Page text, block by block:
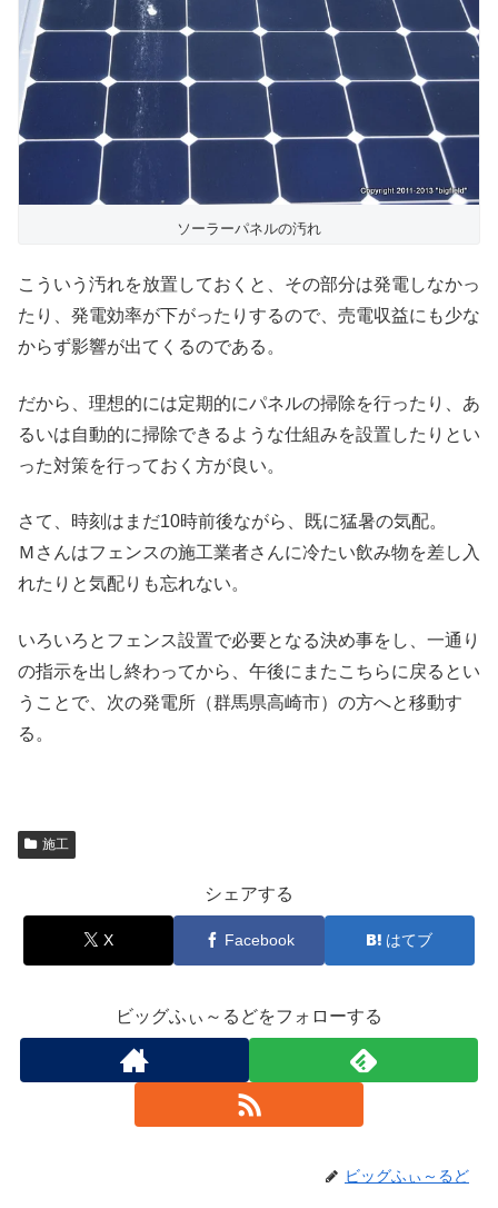
ソーラーパネルの汚れ
こういう汚れを放置しておくと、その部分は発電しなかっ
たり、発電効率が下がったりするので、売電収益にも少な
からず影響が出てくるのである。
だから、理想的には定期的にパネルの掃除を行ったり、あ
るいは自動的に掃除できるような仕組みを設置したりとい
った対策を行っておく方が良い。
さて、時刻はまだ10時前後ながら、既に猛暑の気配。
Ｍさんはフェンスの施工業者さんに冷たい飲み物を差し入
れたりと気配りも忘れない。
いろいろとフェンス設置で必要となる決め事をし、一通り
の指示を出し終わってから、午後にまたこちらに戻るとい
うことで、次の発電所（群馬県高崎市）の方へと移動す
る。
施工
シェアする
X Facebook はてブ
ビッグふぃ～るどをフォローする
ビッグふぃ～るど